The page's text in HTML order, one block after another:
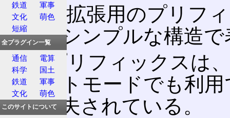
様々な拡張用のプリフ
スを、シンプルな構造
VEXプリフィックスは
32ビットモードでも利
方が工夫されている。
鉄道
軍事
文化
萌色
短縮
全プラグイン一覧
通信
電算
科学
国土
鉄道
軍事
文化
萌色
このサイトについて